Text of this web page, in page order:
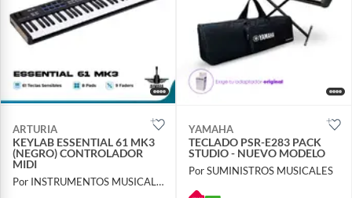
ARTURIA
KEYLAB ESSENTIAL 61 MK3
(NEGRO) CONTROLADOR
MIDI
Por INSTRUMENTOS MUSICALES AYMARA
YAMAHA
TECLADO PSR-E283 PACK
STUDIO - NUEVO MODELO
Por SUMINISTROS MUSICALES